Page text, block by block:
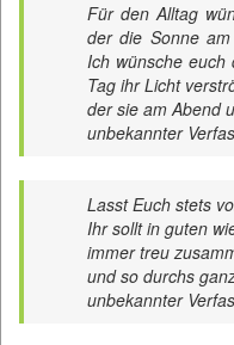
Für den Alltag
der die Sonne
Ich wünsche
Tag ihr Licht
der sie am Abend
unbekannter
Lasst Euch stets
Ihr sollt in guten
immer treu
und so durchs
unbekannter